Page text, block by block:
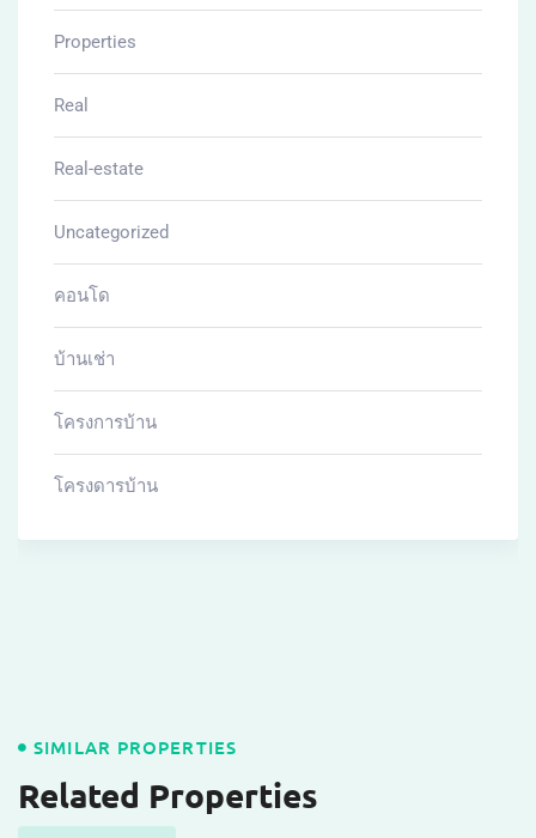
Properties
Real
Real-estate
Uncategorized
คอนโด
บ้านเช่า
โครงการบ้าน
โครงดารบ้าน
SIMILAR PROPERTIES
Related Properties